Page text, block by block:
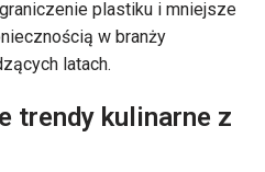
plastiku i mniejsze
w branży
latach.
trendy kulinarne z